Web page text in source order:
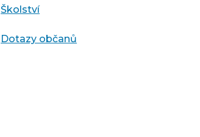
Školství
Dotazy občanů